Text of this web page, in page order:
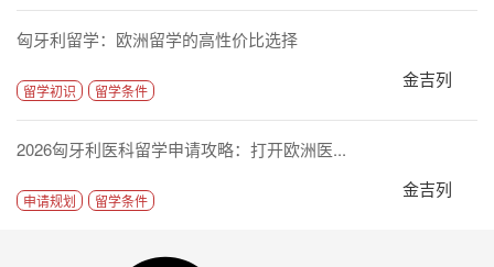
匈牙利留学：欧洲留学的高性价比选择
留学初识 留学条件
金吉列
2026匈牙利医科留学申请攻略：打开欧洲医...
申请规划 留学条件
金吉列